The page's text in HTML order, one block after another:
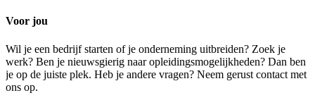
Voor jou
Wil je een bedrijf starten of je onderneming uitbreiden? Zoek je
werk? Ben je nieuwsgierig naar opleidingsmogelijkheden? Dan ben
je op de juiste plek. Heb je andere vragen? Neem gerust contact met
ons op.